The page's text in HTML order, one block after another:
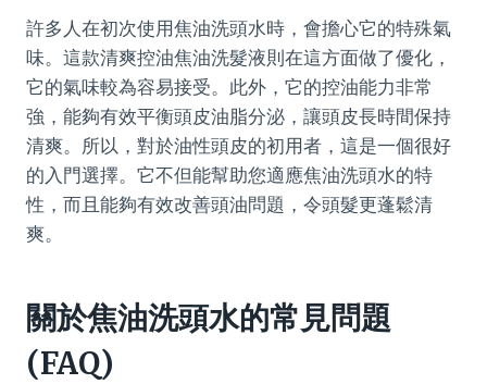
許多人在初次使用焦油洗頭水時，會擔心它的特殊氣
味。這款清爽控油焦油洗髮液則在這方面做了優化，
它的氣味較為容易接受。此外，它的控油能力非常
強，能夠有效平衡頭皮油脂分泌，讓頭皮長時間保持
清爽。所以，對於油性頭皮的初用者，這是一個很好
的入門選擇。它不但能幫助您適應焦油洗頭水的特
性，而且能夠有效改善頭油問題，令頭髮更蓬鬆清
爽。
關於焦油洗頭水的常見問題
(FAQ)